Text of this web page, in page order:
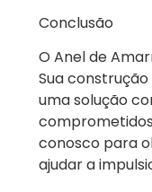
Conclusão
O Anel de
Sua
uma solução
conosco para
ajudar a